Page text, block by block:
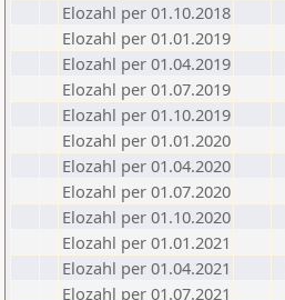
Elozahl per 01.10.2018
Elozahl per 01.01.2019
Elozahl per 01.04.2019
Elozahl per 01.07.2019
Elozahl per 01.10.2019
Elozahl per 01.01.2020
Elozahl per 01.04.2020
Elozahl per 01.07.2020
Elozahl per 01.10.2020
Elozahl per 01.01.2021
Elozahl per 01.04.2021
Elozahl per 01.07.2021